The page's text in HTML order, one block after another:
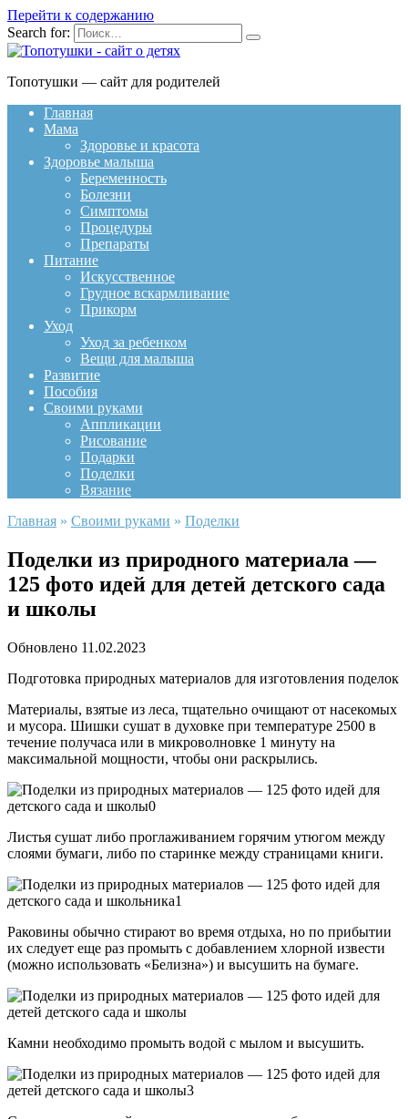
Перейти к содержанию
Search for:
Топотушки — сайт для родителей
Главная
Мама
Здоровье и красота
Здоровье малыша
Беременность
Болезни
Симптомы
Процедуры
Препараты
Питание
Искусственное
Грудное вскармливание
Прикорм
Уход
Уход за ребенком
Вещи для малыша
Развитие
Пособия
Своими руками
Аппликации
Рисование
Подарки
Поделки
Вязание
Главная » Своими руками » Поделки
Поделки из природного материала —
125 фото идей для детей детского сада
и школы
Обновлено 11.02.2023
Подготовка природных материалов для изготовления поделок
Материалы, взятые из леса, тщательно очищают от насекомых
и мусора. Шишки сушат в духовке при температуре 2500 в
течение получаса или в микроволновке 1 минуту на
максимальной мощности, чтобы они раскрылись.
Листья сушат либо проглаживанием горячим утюгом между
слоями бумаги, либо по старинке между страницами книги.
Раковины обычно стирают во время отдыха, но по прибытии
их следует еще раз промыть с добавлением хлорной извести
(можно использовать «Белизна») и высушить на бумаге.
Камни необходимо промыть водой с мылом и высушить.